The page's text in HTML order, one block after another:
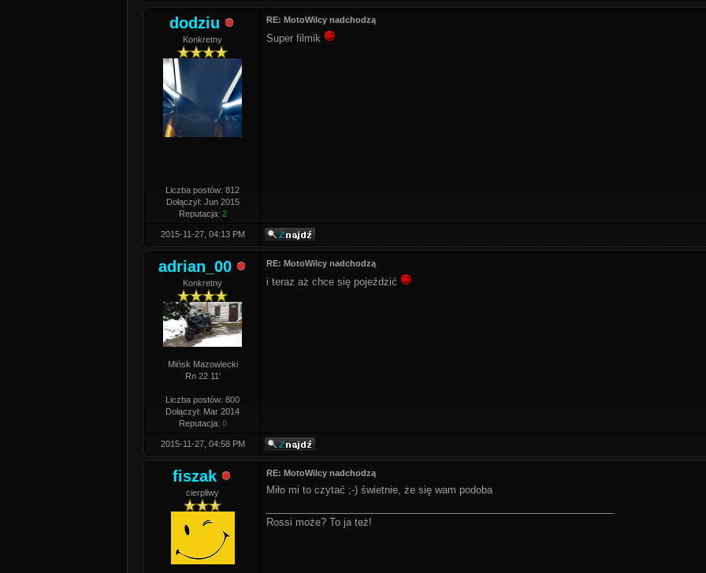
dodziu
Konkretny
Liczba postów: 812
Dołączył: Jun 2015
Reputacja: 2
RE: MotoWilcy nadchodzą
Super filmik
2015-11-27, 04:13 PM
adrian_00
Konkretny
Mińsk Mazowiecki
Rn 22 11'
Liczba postów: 800
Dołączył: Mar 2014
Reputacja: 0
RE: MotoWilcy nadchodzą
i teraz aż chce się pojeździć
2015-11-27, 04:58 PM
fiszak
cierpliwy
RE: MotoWilcy nadchodzą
Miło mi to czytać ;-) świetnie, że się wam podoba
Rossi może? To ja też!